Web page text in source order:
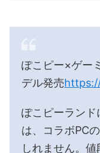
ぽこピー×ゲー
デル発売
ぽこピーラン
は、コラボPC
しれません。